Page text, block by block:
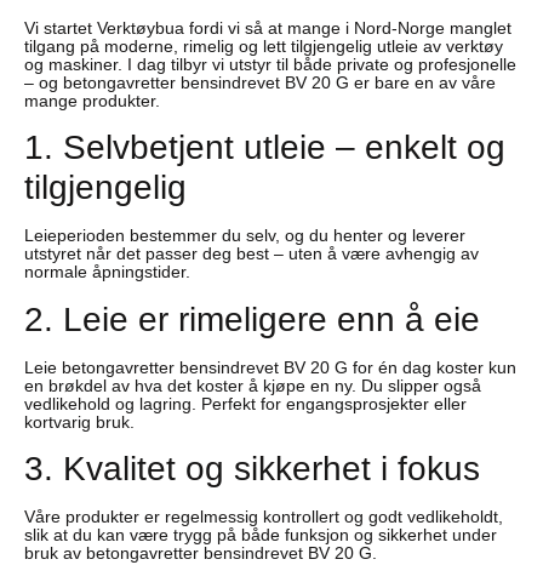
Vi startet Verktøybua fordi vi så at mange i Nord-Norge manglet
tilgang på moderne, rimelig og lett tilgjengelig utleie av verktøy
og maskiner. I dag tilbyr vi utstyr til både private og profesjonelle
– og betongavretter bensindrevet BV 20 G er bare en av våre
mange produkter.
1. Selvbetjent utleie – enkelt og
tilgjengelig
Leieperioden bestemmer du selv, og du henter og leverer
utstyret når det passer deg best – uten å være avhengig av
normale åpningstider.
2. Leie er rimeligere enn å eie
Leie betongavretter bensindrevet BV 20 G for én dag koster kun
en brøkdel av hva det koster å kjøpe en ny. Du slipper også
vedlikehold og lagring. Perfekt for engangsprosjekter eller
kortvarig bruk.
3. Kvalitet og sikkerhet i fokus
Våre produkter er regelmessig kontrollert og godt vedlikeholdt,
slik at du kan være trygg på både funksjon og sikkerhet under
bruk av betongavretter bensindrevet BV 20 G.